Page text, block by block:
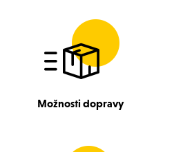
Možnosti dopravy